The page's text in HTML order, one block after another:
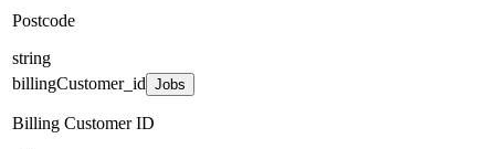
Postcode
string
billingCustomer_id Jobs
Billing Customer ID